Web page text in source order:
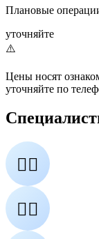
Плановые
уточняйте
⚠️
Цены носят
уточняйте по
👨‍⚕️
👩‍⚕️